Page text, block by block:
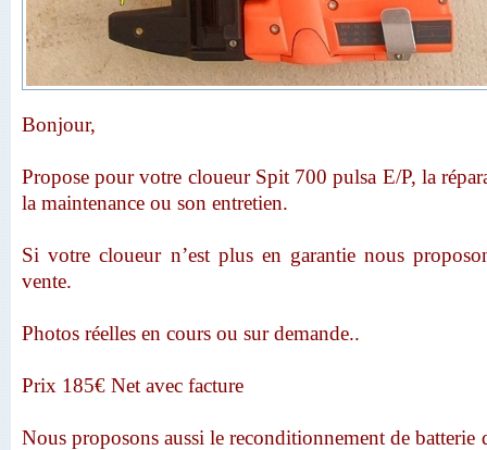
Bonjour,
Propose pour votre cloueur Spit 700 pulsa E/P, la
la maintenance ou son entretien.
Si votre cloueur n’est plus en garantie nous
vente.
Photos réelles en cours ou sur demande..
Prix 185€ Net avec facture
Nous proposons aussi le reconditionnement de